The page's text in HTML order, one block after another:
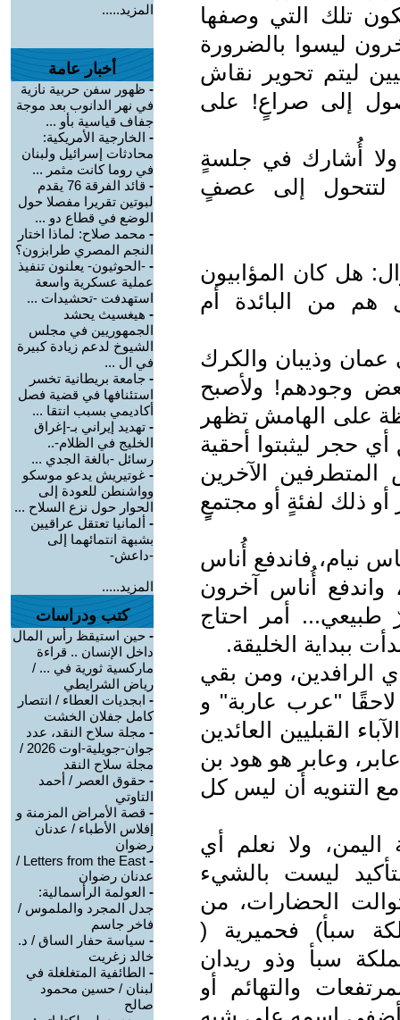
تلك التي وصفها
ليسوا بالضرورة
ليتم تحوير نقاش
إلى صراعٍ! على
أُشارك في جلسةٍ
لتتحول إلى عصفٍ
هل كان المؤابيون
هم من البائدة أم
عمان وذيبان والكرك
وجودهم! ولأصبح
على الهامش تظهر
حجر ليثبتوا أحقية
المتطرفين الآخرين
أو ذلك لفئةٍ أو مجتمعٍِ
نيام، فاندفع أُناس
واندفع أُناس آخرون
طبيعي... أمر احتاج
ببداية الخليقة.
الرافدين، ومن بقي
"عرب عاربة" و
القبليين العائدين
وعابر هو هود بن
التنويه أن ليس كل
ولا نعلم أي
ليست بالشيء
الحضارات، من
سبأ) فحميرية (
سبأ وذو ريدان
والتهائم أو
المزيد.....
أخبار عامة
- ظهور سفن حربية نازية
في نهر الدانوب بعد موجة
جفاف قياسية بأو ...
- الخارجية الأمريكية:
محادثات إسرائيل ولبنان
في روما كانت مثمر ...
-
قائد الفرقة 76 يقدم
لبوتين تقريرا مفصلا حول
الوضع في قطاع دو ...
- محمد صلاح: لماذا اختار
النجم المصري طرابزون؟
- -الحوثيون- يعلنون تنفيذ
عملية عسكرية واسعة
استهدفت -تحشيدات ...
- هيغسيث يحشد
الجمهوريين في مجلس
الشيوخ لدعم زيادة كبيرة
في ال ...
- جامعة بريطانية تخسر
استئنافها في قضية فصل
أكاديمي بسبب انتقا ...
- تهديد إيراني بـ-إغراق
الخليج في الظلام-..
رسائل -بالغة الجدي ...
- غوتيريش يدعو موسكو
وواشنطن للعودة إلى
الحوار حول نزع السلاح ...
- ألمانيا تعتقل عراقيين
بشبهة انتمائهما إلى
-داعش-
المزيد.....
كتب ودراسات
- حين استيقظ رأس المال
داخل الإنسان .. قراءة
ماركسية ثورية في ... /
رياض الشرايطي
- ابجديات العطاء / انتصار
كامل جفلان الخشت
- مجلة سلاح النقد، عدد
جوان-جويلية-اوت 2026 /
مجلة سلاح النقد
- حقوق العصر / أحمد
التاوتي
- قصة الأمراض المزمنة و
إفلاس الأطباء / عدنان
رضوان
-
Letters from the East /
عدنان رضوان
- العولمة الرأسمالية:
جدل المجرد والملموس /
فاخر جاسم
- سياسة حفار الساق / د.
خالد زغريت
- الطائفية المتغلغلة في
لبنان / حسين محمود
صالح